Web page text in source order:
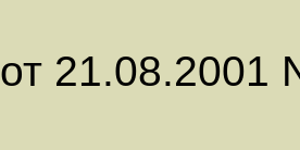
от 21.08.2001